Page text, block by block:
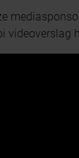
videoverslag